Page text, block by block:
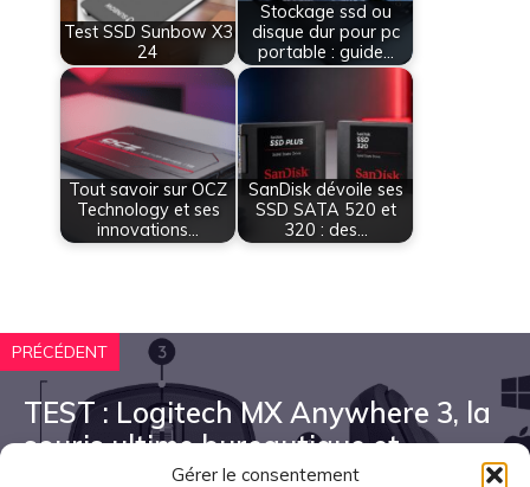
Gérer le consentement
Test SSD Sunbow X3
24
Stockage ssd ou
disque dur pour pc
portable : guide…
Tout savoir sur OCZ
Technology et ses
innovations…
SanDisk dévoile ses
SSD SATA 520 et
320 : des…
PRÉCÉDENT
TEST : Logitech MX Anywhere 3, la
souris ultime bureautique et